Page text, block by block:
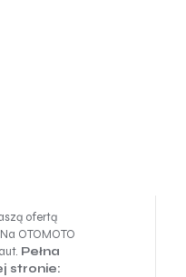
ofertą
OTOMOTO
Pełna
stronie: